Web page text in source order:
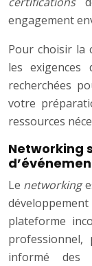
engagement
Pour choisir la
les exigences
recherchées
votre
ressources
Networking
Le networking
plateforme
informé des